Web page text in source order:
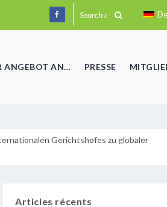
ANGEBOT AN… PRESSE
Gerichtshofes zu globaler
Articles récents